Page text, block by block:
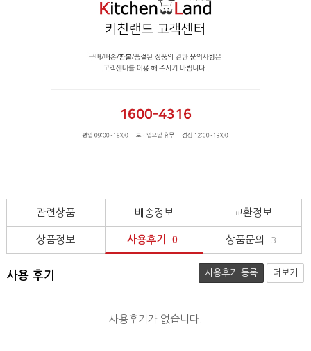
관련상품 배송정보 교환정보
상품정보 사용후기 0 상품문의 3
사용 후기 사용후기 등록 더보기
사용후기가 없습니다.